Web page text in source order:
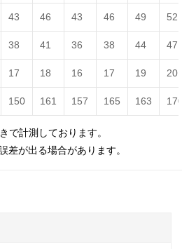
43 46 43 46 49 52
38 41 36 38 44 47
17 18 16 17 19 20
150 161 157 165 163
で計測しております。
差が出る場合があります。